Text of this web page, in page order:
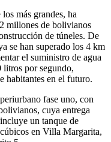
más grandes, ha
millones de bolivianos
de túneles. De
se han superado los 4 km
el suministro de agua
litros por segundo,
habitantes en el futuro.
fase uno, con
cuya entrega
un tanque de
en Villa Margarita,